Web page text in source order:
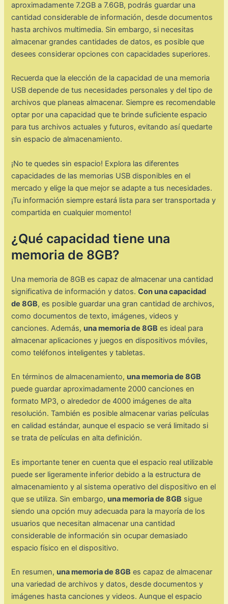
aproximadamente 7.2GB a 7.6GB, podrás guardar una
cantidad considerable de información, desde documentos
hasta archivos multimedia. Sin embargo, si necesitas
almacenar grandes cantidades de datos, es posible que
desees considerar opciones con capacidades superiores.
Recuerda que la elección de la capacidad de una memoria
USB depende de tus necesidades personales y del tipo de
archivos que planeas almacenar. Siempre es recomendable
optar por una capacidad que te brinde suficiente espacio
para tus archivos actuales y futuros, evitando así quedarte
sin espacio de almacenamiento.
¡No te quedes sin espacio! Explora las diferentes
capacidades de las memorias USB disponibles en el
mercado y elige la que mejor se adapte a tus necesidades.
¡Tu información siempre estará lista para ser transportada y
compartida en cualquier momento!
¿Qué capacidad tiene una
memoria de 8GB?
Una memoria de 8GB es capaz de almacenar una cantidad
significativa de información y datos.Con una capacidad
de 8GB, es posible guardar una gran cantidad de archivos,
como documentos de texto, imágenes, videos y
canciones. Además, una memoria de 8GB es ideal para
almacenar aplicaciones y juegos en dispositivos móviles,
como teléfonos inteligentes y tabletas.
En términos de almacenamiento, una memoria de 8GB
puede guardar aproximadamente 2000 canciones en
formato MP3, o alrededor de 4000 imágenes de alta
resolución. También es posible almacenar varias películas
en calidad estándar, aunque el espacio se verá limitado si
se trata de películas en alta definición.
Es importante tener en cuenta que el espacio real utilizable
puede ser ligeramente inferior debido a la estructura de
almacenamiento y al sistema operativo del dispositivo en el
que se utiliza. Sin embargo, una memoria de 8GB sigue
siendo una opción muy adecuada para la mayoría de los
usuarios que necesitan almacenar una cantidad
considerable de información sin ocupar demasiado
espacio físico en el dispositivo.
En resumen, una memoria de 8GB es capaz de almacenar
una variedad de archivos y datos, desde documentos y
imágenes hasta canciones y videos. Aunque el espacio